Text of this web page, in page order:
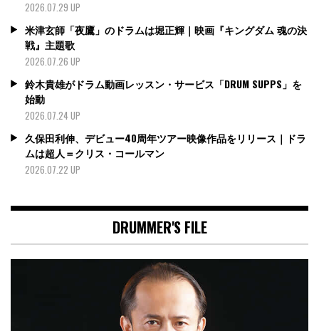
2026.07.29 UP
米津玄師「夜鷹」のドラムは堀正輝｜映画『キングダム 魂の決
戦』主題歌
2026.07.26 UP
鈴木貴雄がドラム動画レッスン・サービス「DRUM SUPPS」を
始動
2026.07.24 UP
久保田利伸、デビュー40周年ツアー映像作品をリリース｜ドラ
ムは超人＝クリス・コールマン
2026.07.22 UP
DRUMMER'S FILE